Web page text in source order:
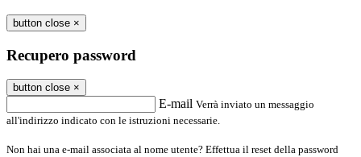
button close ×
Recupero password
button close ×
E-mail Verrà inviato un messaggio
all'indirizzo indicato con le istruzioni necessarie.
Non hai una e-mail associata al nome utente? Effettua il reset della password